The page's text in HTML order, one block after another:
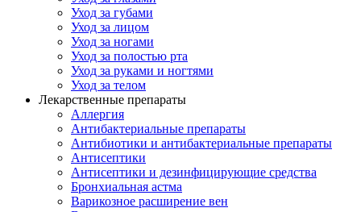
Уход за губами
Уход за лицом
Уход за ногами
Уход за полостью рта
Уход за руками и ногтями
Уход за телом
Лекарственные препараты
Аллергия
Антибактериальные препараты
Антибиотики и антибактериальные препараты
Антисептики
Антисептики и дезинфицирующие средства
Бронхиальная астма
Варикозное расширение вен